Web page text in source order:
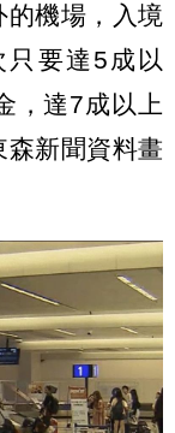
機場，入境
要達5成以
，達7成以上
森新聞資料畫